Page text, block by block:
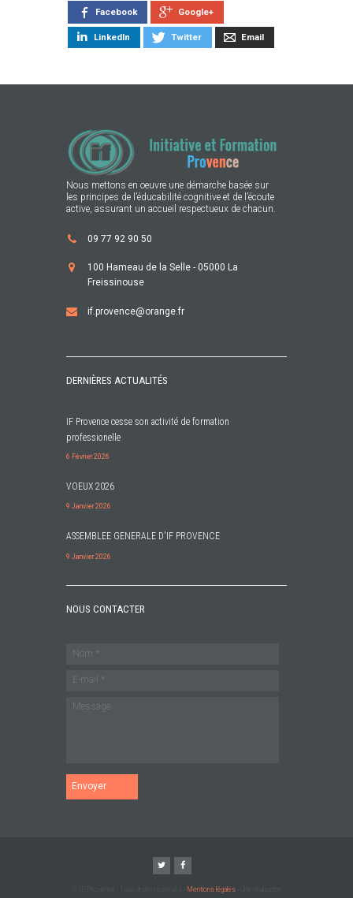
Facebook Google+
LinkedIn Twitter Email
Nous mettons en oeuvre une démarche basée sur
les principes de l’éducabilité cognitive et de l’écoute
active, assurant un accueil respectueux de chacun.
09 77 92 90 50
100 Hameau de la Selle - 05000 La
Freissinouse
if.provence@orange.fr
DERNIÈRES ACTUALITÉS
IF Provence cesse son activité de formation
professionelle
6 Février 2026
VOEUX 2026
9 Janvier 2026
ASSEMBLEE GENERALE D'IF PROVENCE
9 Janvier 2026
NOUS CONTACTER
Envoyer
Mentions légales